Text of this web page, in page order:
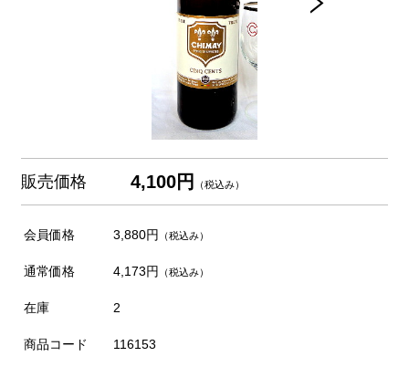
販売価格 4,100円 （税込み）
会員価格 3,880円 （税込み）
通常価格 4,173円 （税込み）
在庫 2
商品コード 116153